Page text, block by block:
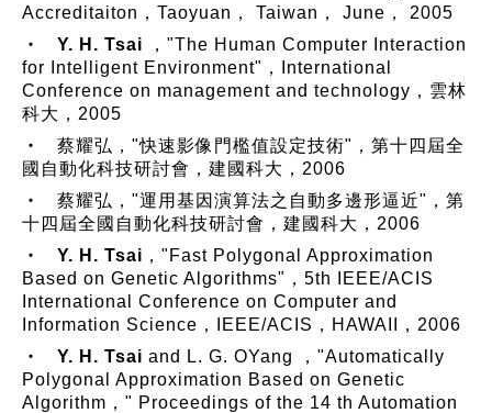
Accreditaiton，Taoyuan， Taiwan， June， 2005
‧
Y. H. Tsai ，"The Human Computer Interaction
for Intelligent Environment"，International
Conference on management and technology，雲林
科大，2005
‧ 蔡耀弘 ，"快速影像門檻值設定技術"，第十四屆全
國自動化科技研討會，建國科大，2006
‧ 蔡耀弘 ，"運用基因演算法之自動多邊形逼近"，第
十四屆全國自動化科技研討會，建國科大，2006
‧ Y. H. Tsai ，"Fast Polygonal Approximation
Based on Genetic Algorithms"，5th IEEE/ACIS
International Conference on Computer and
Information Science，IEEE/ACIS，HAWAII，2006
‧ Y. H. Tsai and L. G. OYang ，"Automatically
Polygonal Approximation Based on Genetic
Algorithm，" Proceedings of the 14 th Automation